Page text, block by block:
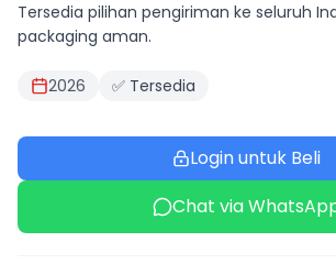
Tersedia pilihan pengiriman ke seluruh
packaging aman.
2026 ✅ Tersedia
Login untuk Beli
Chat via